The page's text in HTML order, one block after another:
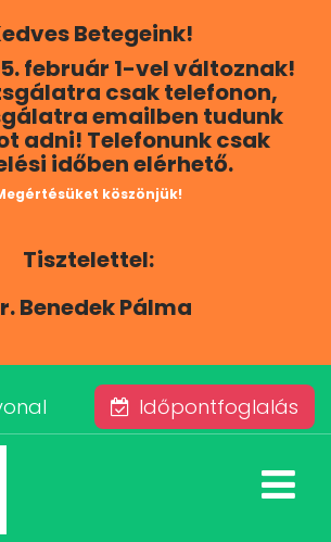
Betegeink!
február 1-vel változnak!
csak telefonon,
emailben tudunk
adni! Telefonunk csak
időben elérhető.
köszönjük!
Tisztelettel:
Benedek Pálma
Időpontfoglalás